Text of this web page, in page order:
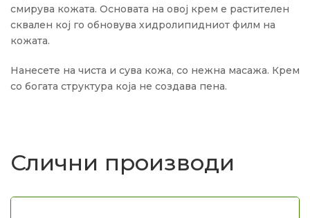
смирува кожата. Основата на овој крем е растителен
сквален кој го обновува хидролипидниот филм на
кожата.
Нанесете на чиста и сува кожа, со нежна масажа. Крем
со богата структура која не создава пена.
Слични производи